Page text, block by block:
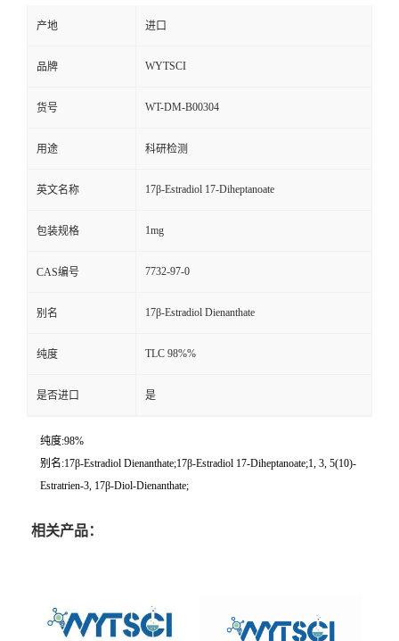
产地 进口
品牌 WYTSCI
货号 WT-DM-B00304
用途 科研检测
英文名称 17β-Estradiol 17-Diheptanoate
包装规格 1mg
CAS编号 7732-97-0
别名 17β-Estradiol Dienanthate
纯度 TLC 98%%
是否进口 是
纯度:98%
别名:17β-Estradiol Dienanthate;17β-Estradiol 17-Diheptanoate;1, 3, 5(10)-
Estratrien-3, 17β-Diol-Dienanthate;
相关产品：